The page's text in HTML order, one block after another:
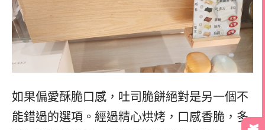
如果偏愛酥脆口感，吐司脆餅絕對是另一個不
能錯過的選項。經過精心烘烤，口感香脆，多